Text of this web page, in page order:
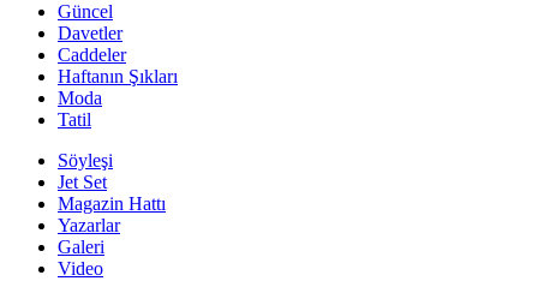
Güncel
Davetler
Caddeler
Haftanın Şıkları
Moda
Tatil
Söyleşi
Jet Set
Magazin Hattı
Yazarlar
Galeri
Video